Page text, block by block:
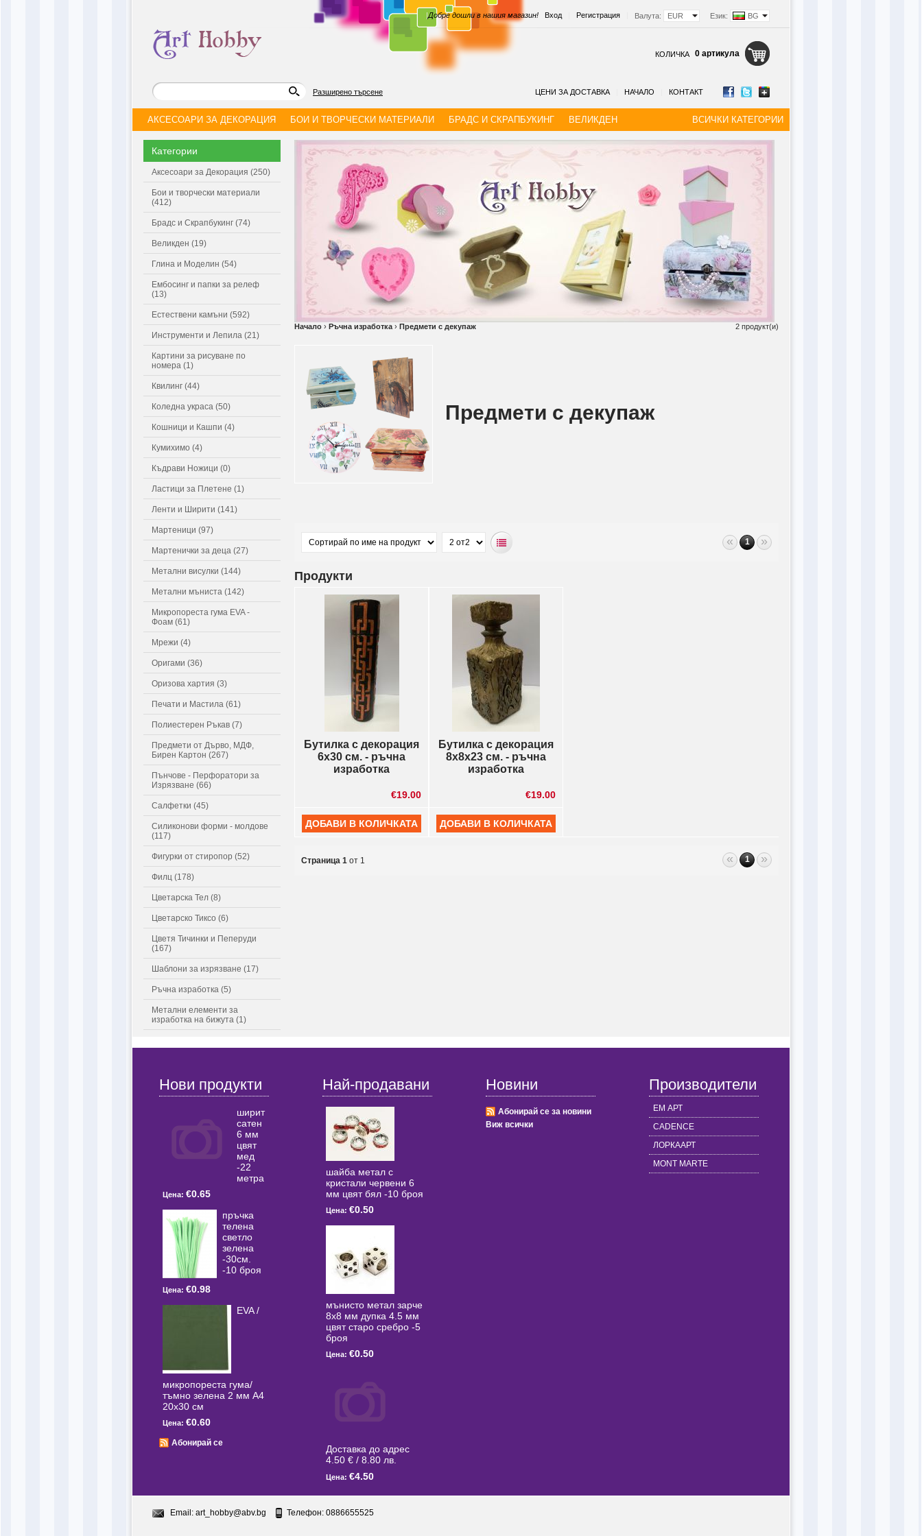
Език: BG
Валута: EUR
Вход Регистрация
Добре дошли в нашия магазин!
|
КОЛИЧКА 0 артикула
Разширено търсене ЦЕНИ ЗА ДОСТАВКА НАЧАЛО КОНТАКТ
АКСЕСОАРИ ЗА ДЕКОРАЦИЯ БОИ И ТВОРЧЕСКИ МАТЕРИАЛИ БРАДС И СКРАПБУКИНГ ВЕЛИКДЕН ВСИЧКИ КАТЕГОРИИ
Категории
Аксесоари за Декорация (250)
Бои и творчески материали
(412)
Брадс и Скрапбукинг (74)
Великден (19)
Глина и Моделин (54)
Ембосинг и папки за релеф
(13)
Естествени камъни (592)
Инструменти и Лепила (21)
Картини за рисуване по
номера (1)
Квилинг (44)
Коледна украса (50)
Кошници и Кашпи (4)
Кумихимо (4)
Къдрави Ножици (0)
Ластици за Плетене (1)
Ленти и Ширити (141)
Мартеници (97)
Мартенички за деца (27)
Метални висулки (144)
Метални мъниста (142)
Микропореста гума EVA -
Фоам (61)
Мрежи (4)
Оригами (36)
Оризова хартия (3)
Печати и Мастила (61)
Полиестерен Ръкав (7)
Предмети от Дърво, МДФ,
Бирен Картон (267)
Пънчове - Перфоратори за
Изрязване (66)
Салфетки (45)
Силиконови форми - молдове
(117)
Фигурки от стиропор (52)
Филц (178)
Цветарска Тел (8)
Цветарско Тиксо (6)
Цветя Тичинки и Пеперуди
(167)
Шаблони за изрязване (17)
Ръчна изработка (5)
Метални елементи за
изработка на бижута (1)
2 продукт(и)
Начало › Ръчна изработка › Предмети с декупаж
Предмети с декупаж
« 1 »
Продукти
Бутилка с декорация
6х30 см. - ръчна
изработка
Бутилка с декорация
8х8х23 см. - ръчна
изработка
€19.00 €19.00
« 1 »
Страница 1 от 1
Нови продукти
ширит
сатен
6 мм
цвят
мед
-22
метра
Цена: €0.65
пръчка
телена
светлo
зелена
-30см.
-10 броя
Цена: €0.98
EVA /
микропореста гума/
тъмно зелена 2 мм А4
20x30 см
Цена: €0.60
Абонирай се
Най-продавани
шайба метал с
кристали червени 6
мм цвят бял -10 броя
Цена: €0.50
мънисто метал зарче
8x8 мм дупка 4.5 мм
цвят старо сребро -5
броя
Цена: €0.50
Доставка до адрес
4.50 € / 8.80 лв.
Цена: €4.50
Новини
Абонирай се за новини
Виж всички
Производители
ЕМ АРТ
CADENCE
ЛОРКААРТ
MONT MARTE
Email: art_hobby@abv.bg Телефон: 0886655525